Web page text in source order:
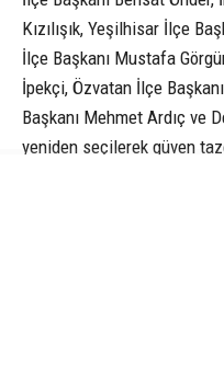
Kızılışık, Yeşilhisar İlçe
İlçe Başkanı Mustafa
İpekçi, Özvatan İlçe
Başkanı Mehmet Ardıç ve
yeniden seçilerek güven